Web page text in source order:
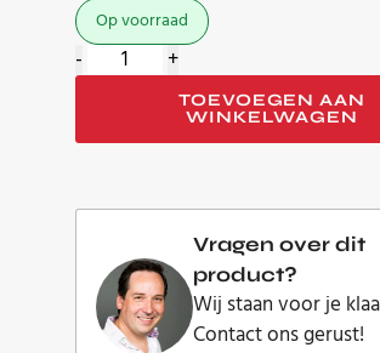
Op voorraad
Furutech
FI-
Gold
- +
TOEVOEGEN AAN
WINKELWAGEN
Vragen over dit
product?
Wij staan voor je
Contact ons gerust!